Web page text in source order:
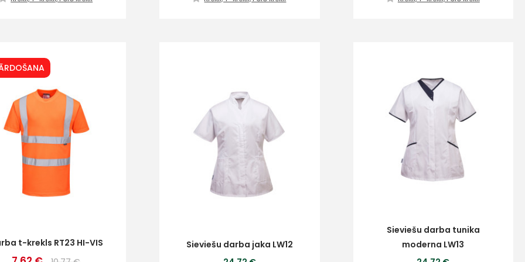
t-krekls RT23 HI-VIS
Sieviešu darba jaka LW12
Sieviešu darba tunika
moderna LW13